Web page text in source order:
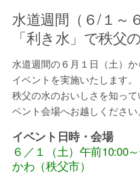
水道週間（６/１～
「利き水」で秩父
水道週間の６月１日（土）か
イベントを実施いたします。
秩父の水のおいしさを知っ
ベント会場へお越しください。
イベント日時・会場
６／１（土）午前10:00
かわ（秩父市）